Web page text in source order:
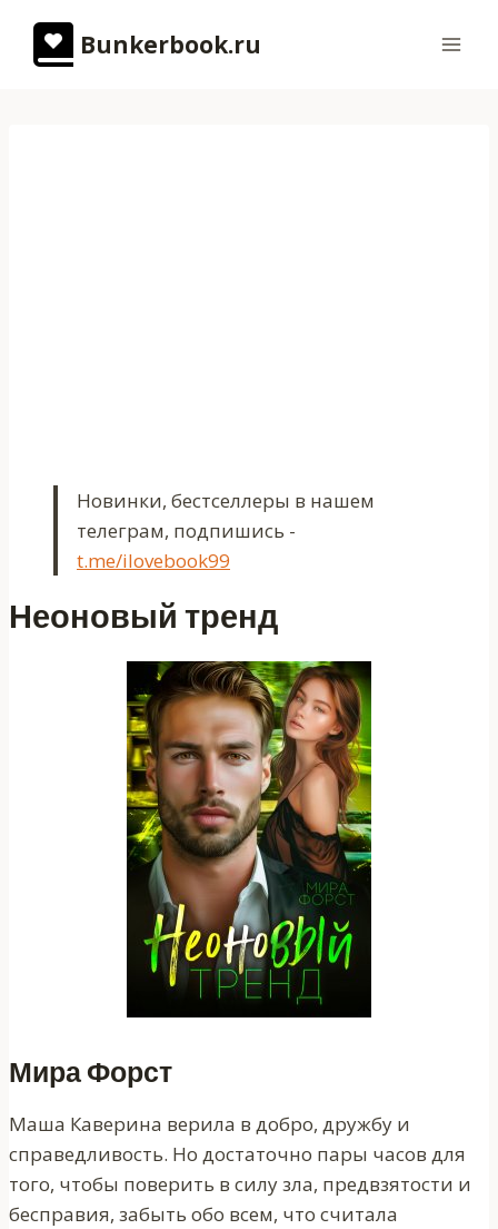
содержимому
Bunkerbook.ru
Новинки, бестселлеры в нашем
телеграм, подпишись -
t.me/ilovebook99
Неоновый тренд
Мира Форст
Маша Каверина верила в добро, дружбу и
справедливость. Но достаточно пары часов для
того, чтобы поверить в силу зла, предвзятости и
бесправия, забыть обо всем, что считала